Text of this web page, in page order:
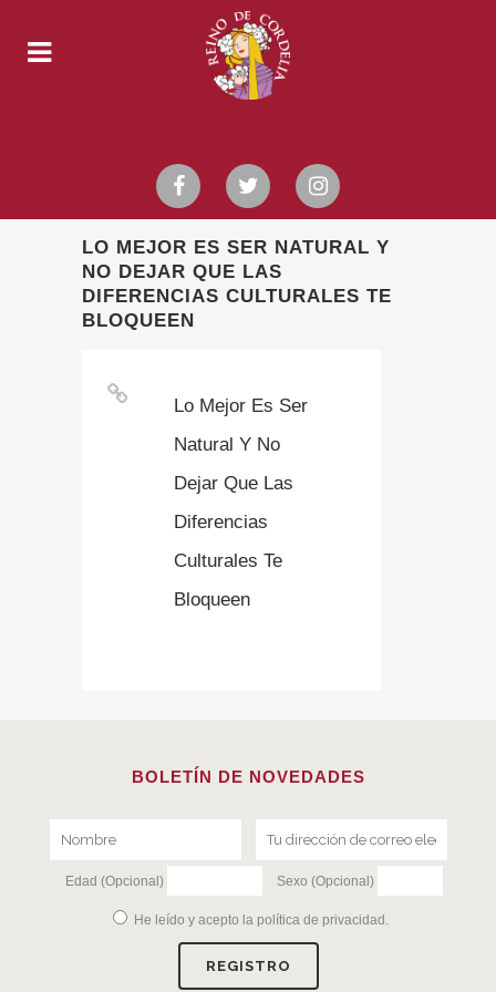
LO MEJOR ES SER NATURAL Y
NO DEJAR QUE LAS
DIFERENCIAS CULTURALES TE
BLOQUEEN
Lo Mejor Es Ser
Natural Y No
Dejar Que Las
Diferencias
Culturales Te
Bloqueen
BOLETÍN DE NOVEDADES
Edad (Opcional) Sexo (Opcional)
He leído y acepto la política de privacidad .